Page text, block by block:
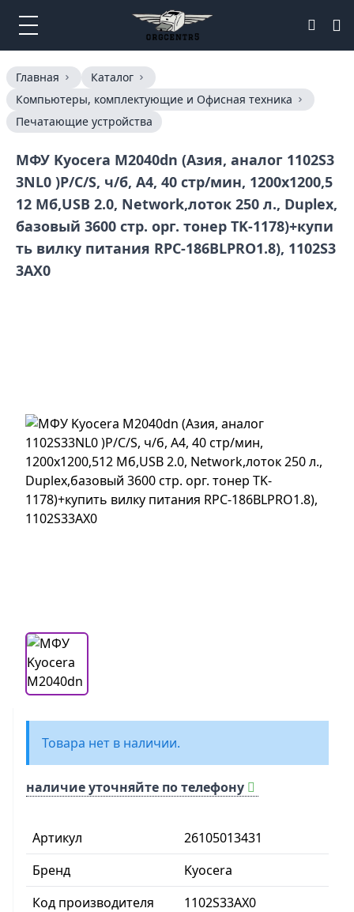
Главная
Каталог
Компьютеры, комплектующие и Офисная техника
Печатающие устройства
МФУ Kyocera M2040dn (Азия, аналог 1102S3
3NL0 )P/C/S, ч/б, A4, 40 стр/мин, 1200x1200,5
12 Мб,USB 2.0, Network,лоток 250 л., Duplex,
базовый 3600 стр. орг. тонер TK-1178)+купи
ть вилку питания RPC-186BLPRO1.8), 1102S3
3AX0
Артикул
26105013431
Бренд
Kyocera
Код производителя
1102S33AX0
Товара нет в наличии.
наличие уточняйте по телефону